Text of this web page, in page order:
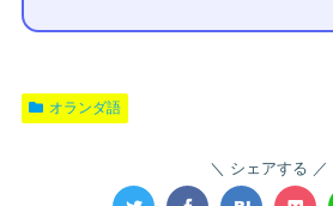
オランダ語
シェアする